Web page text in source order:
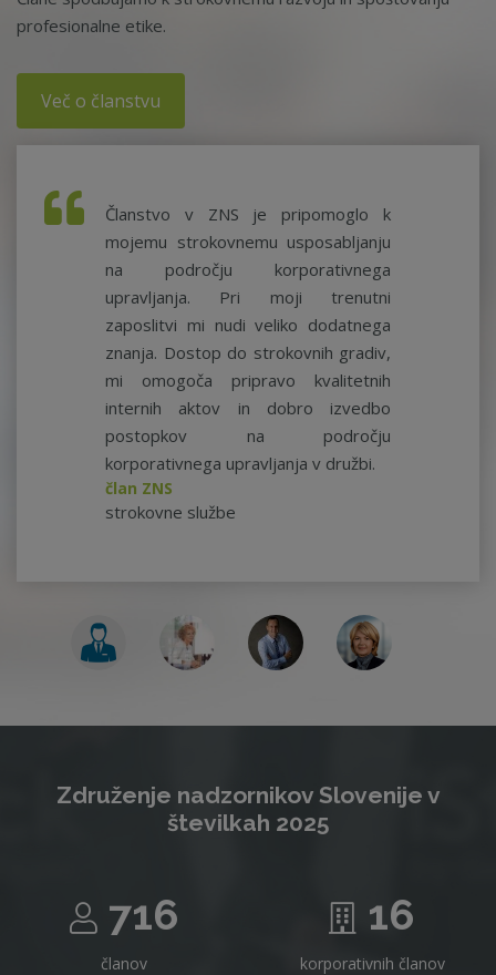
profesionalne etike.
Več o članstvu
Članstvo v ZNS je pripomoglo k
mojemu strokovnemu usposabljanju
na področju korporativnega
upravljanja. Pri moji trenutni
zaposlitvi mi nudi veliko dodatnega
znanja. Dostop do strokovnih gradiv,
mi omogoča pripravo kvalitetnih
internih aktov in dobro izvedbo
postopkov na področju
korporativnega upravljanja v družbi.
član ZNS
strokovne službe
Združenje nadzornikov Slovenije v
številkah 2025
716
članov
16
korporativnih članov